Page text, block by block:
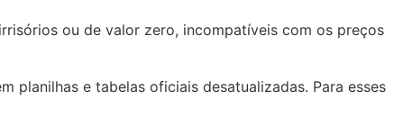
ou de valor zero, incompatíveis com os preços
planilhas e tabelas oficiais desatualizadas. Para esses